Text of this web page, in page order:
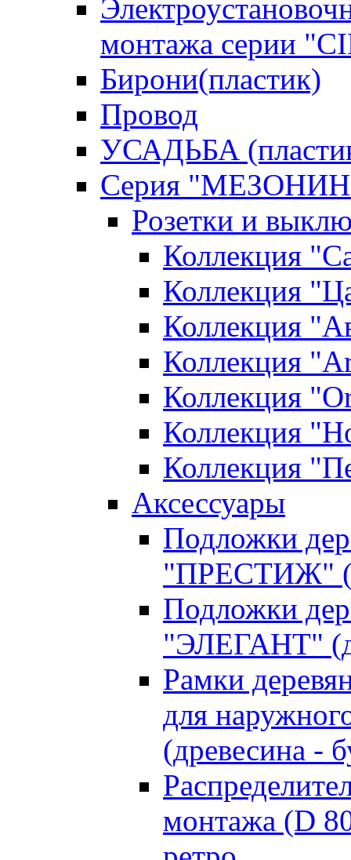
монтажа серии
Бирони(пластик)
Провод
УСАДЬБА
Серия
Розетки и
Коллекция
Коллекция
Коллекция
Коллекция
Коллекция
Коллекция
Коллекция
Аксессуары
Подложки
"ПРЕСТИЖ"
Подложки
"ЭЛЕГАНТ"
Рамки
для
(древесина -
монтажа (D